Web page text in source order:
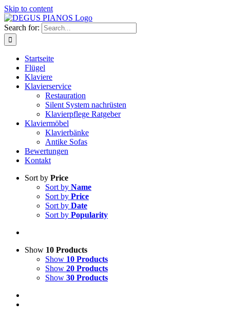
Skip to content
Search for:
Startseite
Flügel
Klaviere
Klavierservice
Restauration
Silent System nachrüsten
Klavierpflege Ratgeber
Klaviermöbel
Klavierbänke
Antike Sofas
Bewertungen
Kontakt
Sort by Price
Sort by Name
Sort by Price
Sort by Date
Sort by Popularity
Show 10 Products
Show 10 Products
Show 20 Products
Show 30 Products